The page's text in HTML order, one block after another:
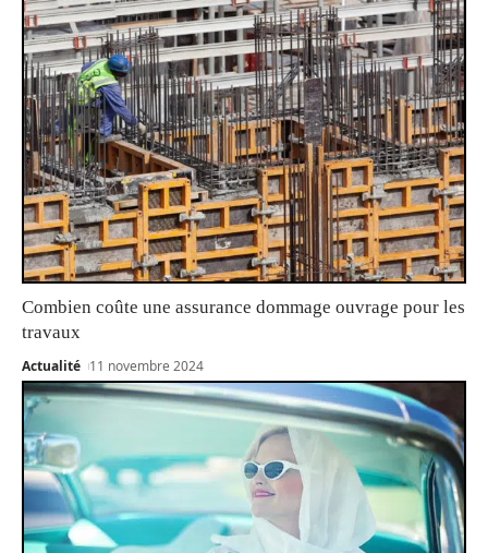
Combien coûte une assurance dommage ouvrage pour les
travaux
Actualité 11 novembre 2024